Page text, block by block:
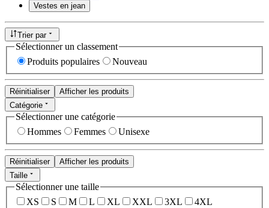
Vestes en jean
Trier par
Sélectionner un classement
Produits populaires
Nouveau
Réinitialiser
Afficher les produits
Catégorie
Sélectionner une catégorie
Hommes
Femmes Unisexe
Réinitialiser
Afficher les produits
Taille
Sélectionner une taille
XS
S M L XL XXL 3XL 4XL